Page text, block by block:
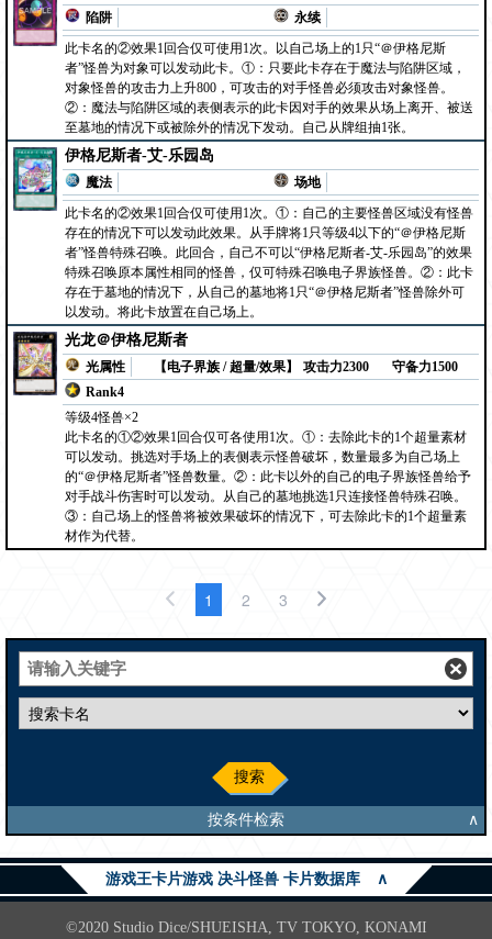
陷阱
永续
此卡名的②效果1回合仅可使用1次。以自己场上的1只“＠伊格尼斯
者”怪兽为对象可以发动此卡。①：只要此卡存在于魔法与陷阱区域，
对象怪兽的攻击力上升800，可攻击的对手怪兽必须攻击对象怪兽。
②：魔法与陷阱区域的表侧表示的此卡因对手的效果从场上离开、被送
至墓地的情况下或被除外的情况下发动。自己从牌组抽1张。
伊格尼斯者-艾-乐园岛
魔法
场地
此卡名的②效果1回合仅可使用1次。①：自己的主要怪兽区域没有怪兽
存在的情况下可以发动此效果。从手牌将1只等级4以下的“＠伊格尼斯
者”怪兽特殊召唤。此回合，自己不可以“伊格尼斯者-艾-乐园岛”的效果
特殊召唤原本属性相同的怪兽，仅可特殊召唤电子界族怪兽。②：此卡
存在于墓地的情况下，从自己的墓地将1只“＠伊格尼斯者”怪兽除外可
以发动。将此卡放置在自己场上。
光龙＠伊格尼斯者
光属性
【电子界族 / 超量/效果】
Rank4
攻击力2300 守备力1500
等级4怪兽×2
此卡名的①②效果1回合仅可各使用1次。①：去除此卡的1个超量素材
可以发动。挑选对手场上的表侧表示怪兽破坏，数量最多为自己场上
的“＠伊格尼斯者”怪兽数量。②：此卡以外的自己的电子界族怪兽给予
对手战斗伤害时可以发动。从自己的墓地挑选1只连接怪兽特殊召唤。
③：自己场上的怪兽将被效果破坏的情况下，可去除此卡的1个超量素
材作为代替。
1 2 3
搜索
按条件检索 ∧
游戏王卡片游戏 决斗怪兽 卡片数据库 ∧
©2020 Studio Dice/SHUEISHA, TV TOKYO, KONAMI